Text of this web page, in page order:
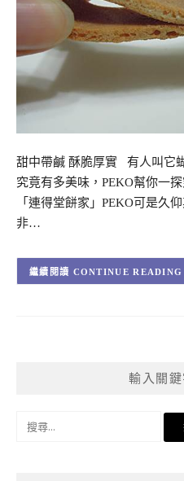
甜中帶鹹 酥脆厚實 有人叫它
究竟有多美味，PEKO幫你一
「連得堂餅家」PEKO可是久
非…
CONTINUE READING
輸入關